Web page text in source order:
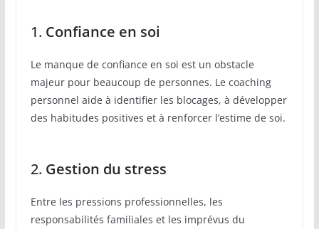
1. Confiance en soi
Le manque de confiance en soi est un obstacle
majeur pour beaucoup de personnes. Le coaching
personnel aide à identifier les blocages, à développer
des habitudes positives et à renforcer l’estime de soi.
2. Gestion du stress
Entre les pressions professionnelles, les
responsabilités familiales et les imprévus du